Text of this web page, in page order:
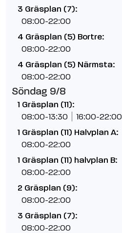
3 Gräsplan (7):
08:00-22:00
4 Gräsplan (5) Bortre:
08:00-22:00
4 Gräsplan (5) Närmsta:
08:00-22:00
Söndag 9/8
1 Gräsplan (11):
08:00-13:30 16:00-22:00
1 Gräsplan (11) Halvplan A:
08:00-22:00
1 Gräsplan (11) halvplan B:
08:00-22:00
2 Gräsplan (9):
08:00-22:00
3 Gräsplan (7):
08:00-22:00